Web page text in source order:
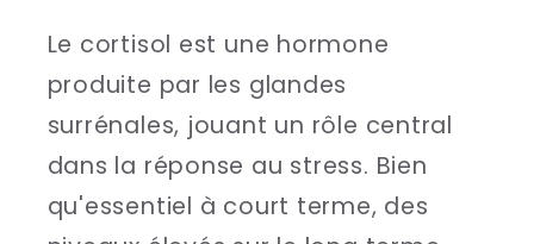
Le cortisol est une hormone
produite par les glandes
surrénales, jouant un rôle central
dans la réponse au stress. Bien
qu'essentiel à court terme, des